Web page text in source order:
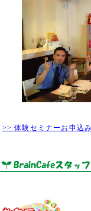
>> 体験セミナーお申込